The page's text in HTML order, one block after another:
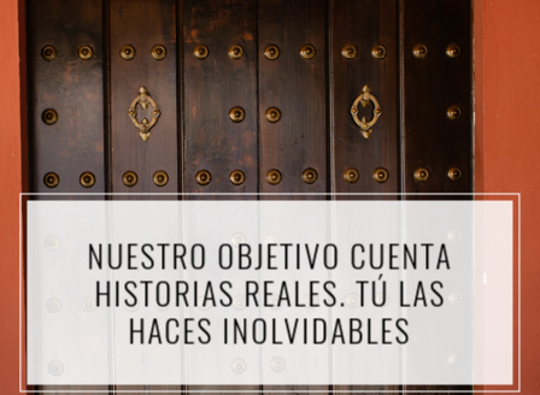
NUESTRO OBJETIVO CUENTA
HISTORIAS REALES. TÚ LAS
HACES INOLVIDABLES